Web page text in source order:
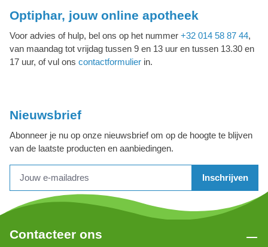
Optiphar, jouw online apotheek
Voor advies of hulp, bel ons op het nummer +32 014 58 87 44,
van maandag tot vrijdag tussen 9 en 13 uur en tussen 13.30 en
17 uur, of vul ons contactformulier in.
Nieuwsbrief
Abonneer je nu op onze nieuwsbrief om op de hoogte te blijven
van de laatste producten en aanbiedingen.
Inschrijven
Contacteer ons